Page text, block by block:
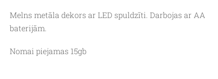
Melns metāla dekors ar LED spuldzīti. Darbojas ar AA
baterijām.
Nomai piejamas 15gb